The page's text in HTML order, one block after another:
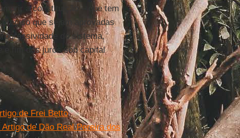
a constituição – que tem
que sejam aprovadas
do sistema,
e fim dos juros sob capital
de Frei Betto
de Dão Real Pereira dos